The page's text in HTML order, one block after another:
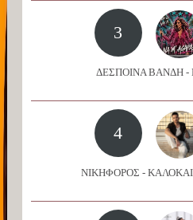
3
ΔΕΣΠΟΙΝΑ ΒΑΝΔΗ -
4
ΝΙΚΗΦΟΡΟΣ -